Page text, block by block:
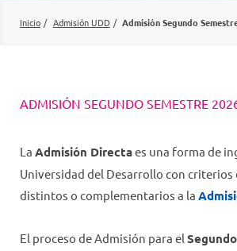
Inicio / Admisión UDD / Admisión Segundo
BECAS
PONDERACIONES Y VACANTES
ADMISIÓN SEGUNDO SEMESTRE
La Admisión Directaes una forma de
Universidad del Desarrollo con criterios
distintos o complementarios a la
El proceso de Admisión para el